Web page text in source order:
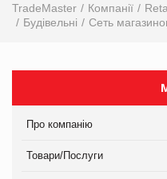
TradeMaster Компанії
Будівельні
Сеть
Про компанію
Товари/Послуги